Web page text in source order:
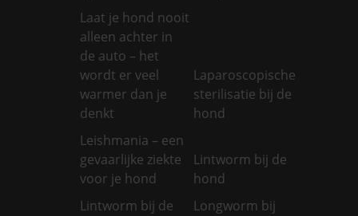
Laat je hond nooit
alleen achter in
de auto – het
wordt er veel
warmer dan je
denkt
Laparoscopische
sterilisatie bij de
hond
Leishmania – een
gevaarlijke ziekte
voor je hond
Lintworm bij de
hond
Lintworm bij de
Longworm bij